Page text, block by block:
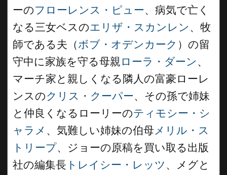
ーのフローレンス・ピュー、病気で亡く
なる三女ベスのエリザ・スカンレン 、牧
師である夫（ボブ・オデンカーク ）の留
守中に家族を守る母親 ローラ・ダーン 、
マーチ家と親しくなる隣人の富豪ローレ
ンスのクリス・クーパー、その孫で姉妹
と仲良くなるローリーのティモシー・シ
ャラメ 、気難しい姉妹の伯母 メリル・ス
トリープ、ジョーの原稿を買い取る出版
社の編集長 トレイシー・レッツ 、メグと